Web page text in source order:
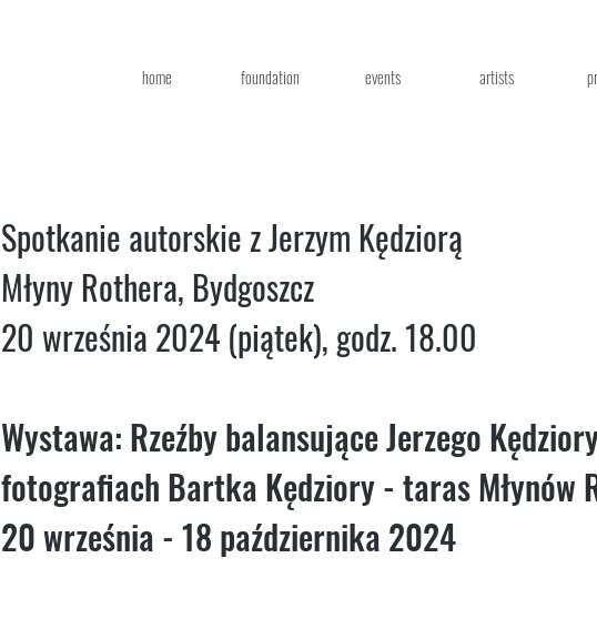
home foundation events artists
Spotkanie autorskie z Jerzym Kędziorą
Młyny Rothera, Bydgoszcz
20 września 2024 (piątek), godz. 18.00
Wystawa: Rzeźby balansujące Jerzego
fotografiach Bartka Kędziory - taras Młynów
20 września - 18 października 2024